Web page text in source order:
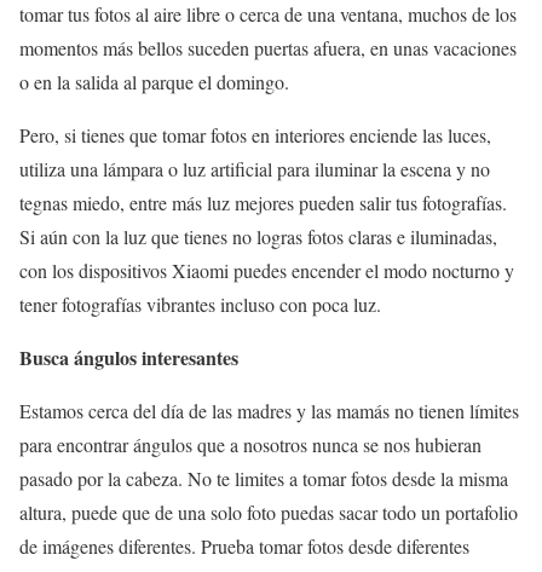
tomar tus fotos al aire libre o cerca de una ventana, muchos de los
momentos más bellos suceden puertas afuera, en unas vacaciones
o en la salida al parque el domingo.
Pero, si tienes que tomar fotos en interiores enciende las luces,
utiliza una lámpara o luz artificial para iluminar la escena y no
tegnas miedo, entre más luz mejores pueden salir tus fotografías.
Si aún con la luz que tienes no logras fotos claras e iluminadas,
con los dispositivos Xiaomi puedes encender el modo nocturno y
tener fotografías vibrantes incluso con poca luz.
Busca ángulos interesantes
Estamos cerca del día de las madres y las mamás no tienen límites
para encontrar ángulos que a nosotros nunca se nos hubieran
pasado por la cabeza. No te limites a tomar fotos desde la misma
altura, puede que de una solo foto puedas sacar todo un portafolio
de imágenes diferentes. Prueba tomar fotos desde diferentes